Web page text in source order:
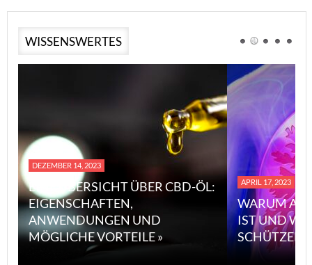
WISSENSWERTES
DEZEMBER 14, 2023
EINE ÜBERSICHT ÜBER CBD-ÖL:
EIGENSCHAFTEN,
ANWENDUNGEN UND
MÖGLICHE VORTEILE »
APRIL 17, 2023
WARUM
IST UND
SCHÜTZEN